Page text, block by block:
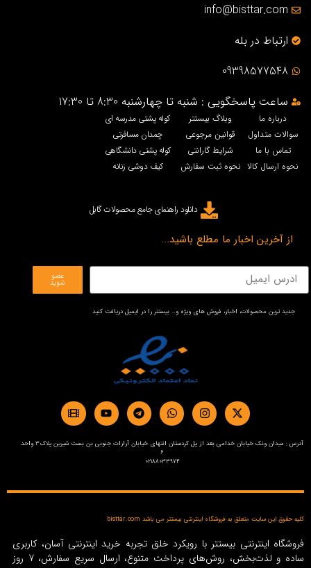
info@bisttar.com
ارتباط در بله
09398577548
ساعت پاسخگویی : شنبه تا چهارشنبه 8:30 تا 17:30
درباره ما
سوالات متداول
تماس با ما
نحوه ارسال کالا
وبلاگ بیستتر
قوانین مرجوعی
شرایط گارانتی
نحوه ثبت سفارش
کوله پشتی مدرسه ای
چمدان مسافرتی
کوله پشتی دانشگاهی
کیف دوشی زنانه
دانلود راهنمای جامع محصولات گابل
از آخرین اخبار ما مطلع باشید...
عضو
شوید
جدید ترین محصولات، اخبار، فروش های ویژه و… بیستتر را در ایمیل دریافت کنید
آدرس : میدان ونک خیابان خدامی بعد از پل کردستان انتهای خیابان آرارات جنوبی بن بست شیرین پلاک3 واحد
6
02188033974
کلیه حقوق این سایت متعلق به فروشگاه اینترنتی بیستتر می باشد bisttar.com
فروشگاه اینترنتی بیستتر با رویکرد خلق تجربه خرید اینترنتی آسان، کاربری
ساده و لذت‌بخش، روش‌های پرداخت متنوع، ارسال سریع سفارش، 7 روز